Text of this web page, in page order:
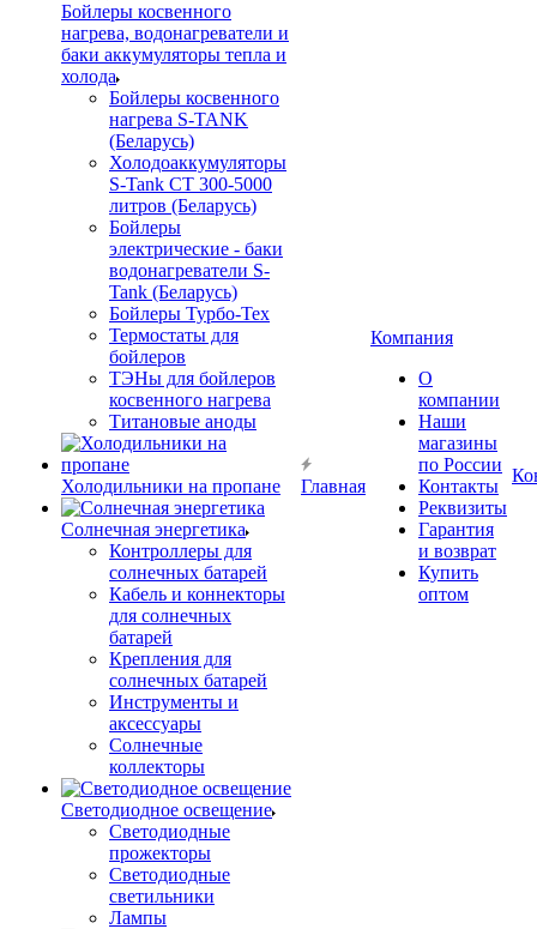
Бойлеры косвенного
нагрева, водонагреватели и
баки аккумуляторы тепла и
холода
Бойлеры косвенного
нагрева S-TANK
(Беларусь)
Холодоаккумуляторы
S-Tank СТ 300-5000
литров (Беларусь)
Бойлеры
электрические - баки
водонагреватели S-
Tank (Беларусь)
Бойлеры Турбо-Тех
Термостаты для
бойлеров
ТЭНы для бойлеров
косвенного нагрева
Титановые аноды
Холодильники на пропане
Солнечная энергетика
Контроллеры для
солнечных батарей
Кабель и коннекторы
для солнечных
батарей
Крепления для
солнечных батарей
Инструменты и
аксессуары
Солнечные
коллекторы
Светодиодное освещение
Светодиодные
прожекторы
Светодиодные
светильники
Лампы
Главная
Компания
О
компании
Наши
магазины
по России
Контакты
Реквизиты
Гарантия
и возврат
Купить
оптом